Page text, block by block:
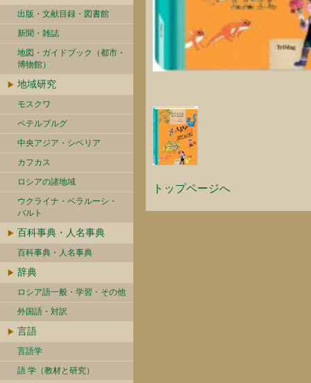
出版・文献目録・図書館
新聞・雑誌
地図・ガイドブック（都市・
博物館）
地域研究
モスクワ
ペテルブルグ
中央アジア・シベリア
カフカス
ロシアの諸地域
ウクライナ・ベラルーシ・
バルト
百科事典・人名事典
百科事典・人名事典
辞典
ロシア語一般・学習・その他
外国語・対訳
言語
言語学
語 学（教材と研究）
トップページへ